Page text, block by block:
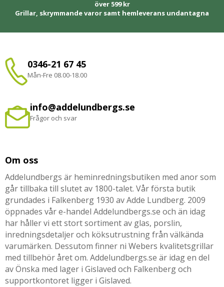
över 599 kr
Grillar, skrymmande varor samt hemleverans undantagna
0346-21 67 45
Mån-Fre 08.00-18.00
info@addelundbergs.se
Frågor och svar
Om oss
Addelundbergs är heminredningsbutiken med anor som
går tillbaka till slutet av 1800-talet. Vår första butik
grundades i Falkenberg 1930 av Adde Lundberg. 2009
öppnades vår e-handel Addelundbergs.se och än idag
har håller vi ett stort sortiment av glas, porslin,
inredningsdetaljer och köksutrustning från välkända
varumärken. Dessutom finner ni Webers kvalitetsgrillar
med tillbehör året om. Addelundbergs.se är idag en del
av Önska med lager i Gislaved och Falkenberg och
supportkontoret ligger i Gislaved.